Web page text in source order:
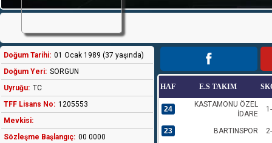
Doğum Tarihi: 01 Ocak 1989 (37 yaşında)
Doğum Yeri: SORGUN
Uyruğu: TC
TFF Lisans No: 1205553
Mevkisi:
Sözleşme Başlangıç: 00 0000
HAF E.S TAKIM
24
KASTAMONU ÖZEL
İDARE
23 BARTINSPOR